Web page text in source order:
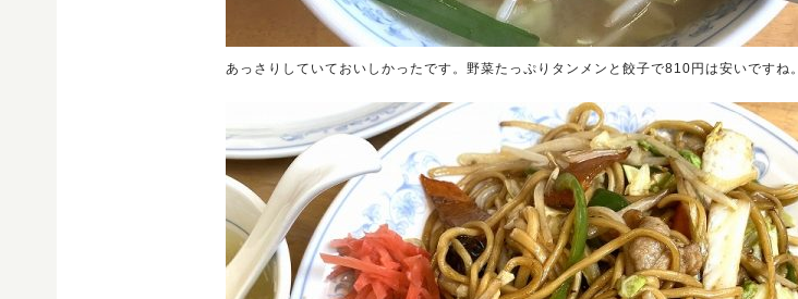
あっさりしていておいしかったです。野菜たっぷりタンメンと餃子で810円は安いですね。